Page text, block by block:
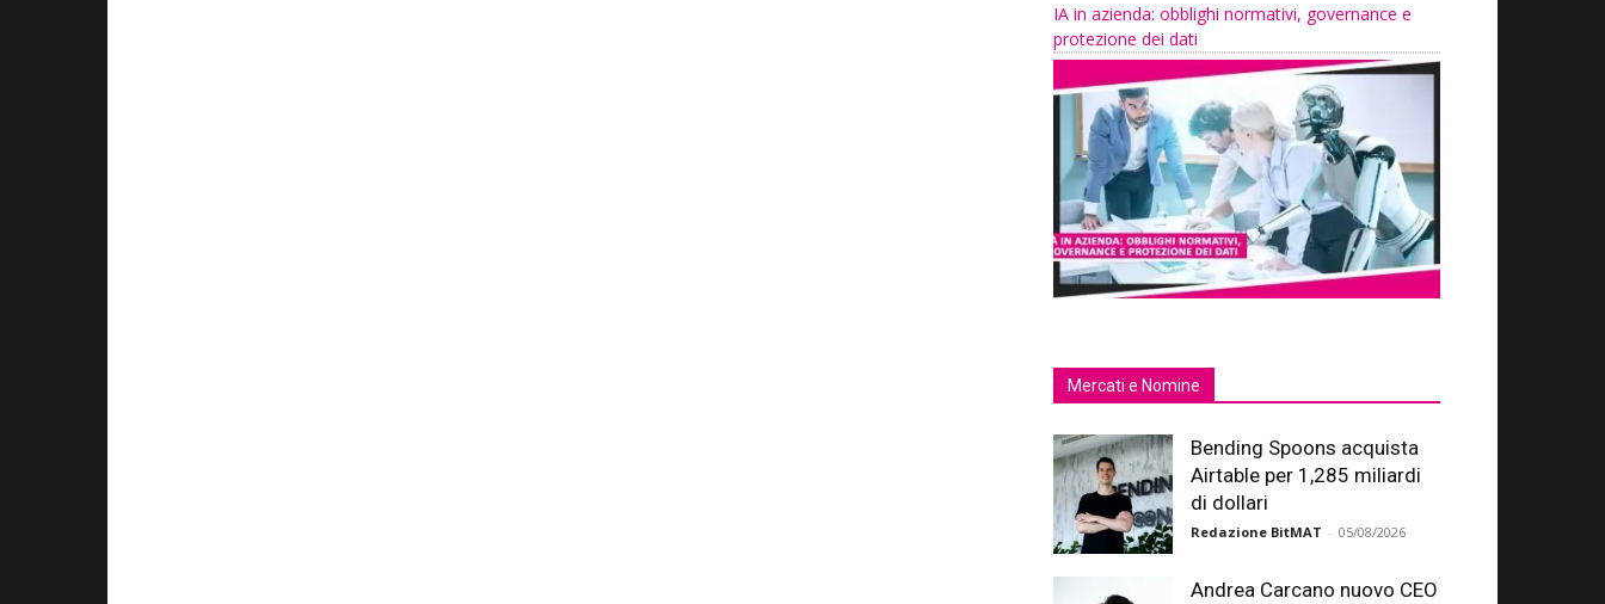
IA in azienda: obblighi normativi, governance e
protezione dei dati
Mercati e Nomine
Bending Spoons acquista
Airtable per 1,285 miliardi
di dollari
Redazione BitMAT - 05/08/2026
Andrea Carcano nuovo CEO